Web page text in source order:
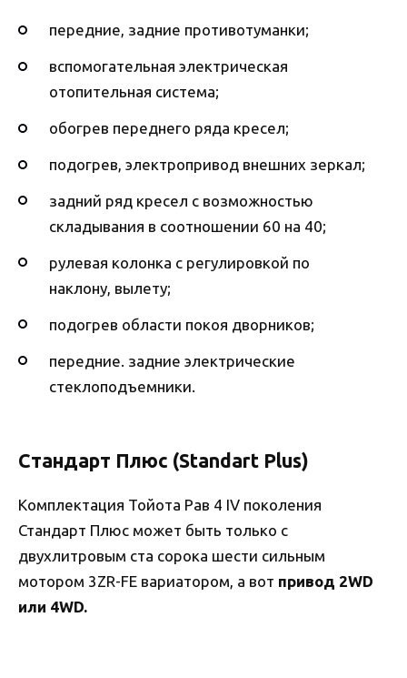
передние, задние противотуманки;
вспомогательная электрическая
отопительная система;
обогрев переднего ряда кресел;
подогрев, электропривод внешних зеркал;
задний ряд кресел с возможностью
складывания в соотношении 60 на 40;
рулевая колонка с регулировкой по
наклону, вылету;
подогрев области покоя дворников;
передние. задние электрические
стеклоподъемники.
Стандарт Плюс (Standart Plus)
Комплектация Тойота Рав 4 IV поколения
Стандарт Плюс может быть только с
двухлитровым ста сорока шести сильным
мотором 3ZR-FE вариатором, а вот привод 2WD
или 4WD.